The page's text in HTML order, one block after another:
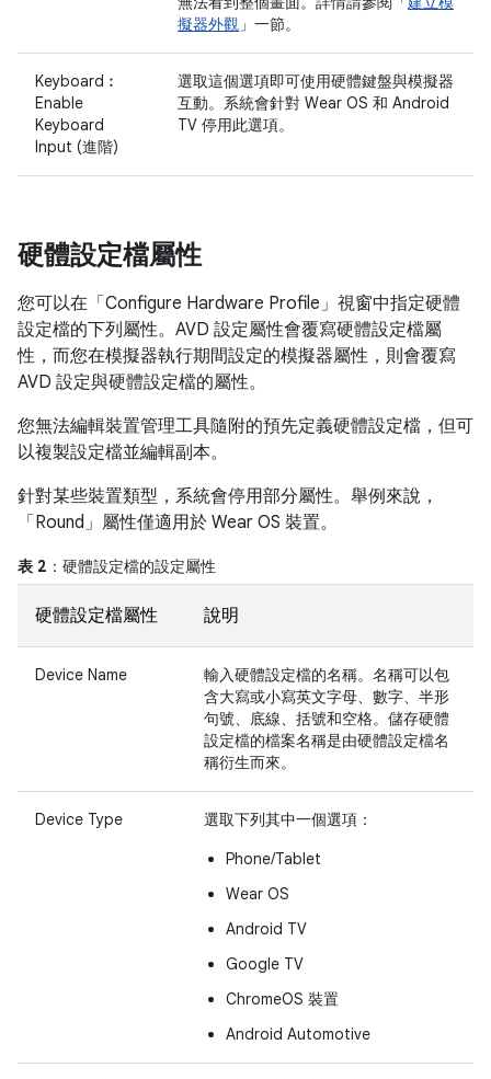
擬器外觀 」一節。
Keyboard︰
Enable
Keyboard
Input (進階)
選取這個選項即可使用硬體鍵盤與模擬器
互動。系統會針對 Wear OS 和 Android
TV 停用此選項。
硬體設定檔屬性
您可以在「Configure Hardware Profile」 視窗中指定硬體
設定檔的下列屬性。AVD 設定屬性會覆寫硬體設定檔屬
性，而您在模擬器執行期間設定的模擬器屬性，則會覆寫
AVD 設定與硬體設定檔的屬性。
您無法編輯裝置管理工具隨附的預先定義硬體設定檔，但可
以複製設定檔並編輯副本。
針對某些裝置類型，系統會停用部分屬性。舉例來說，
「Round」屬性僅適用於 Wear OS 裝置。
表 2 ：硬體設定檔的設定屬性
硬體設定檔屬性 說明
Device Name
輸入硬體設定檔的名稱。名稱可以包
含大寫或小寫英文字母、數字、半形
句號、底線、括號和空格。儲存硬體
設定檔的檔案名稱是由硬體設定檔名
稱衍生而來。
Device Type
選取下列其中一個選項：
Phone/Tablet
Wear OS
Android TV
Google TV
ChromeOS 裝置
Android Automotive